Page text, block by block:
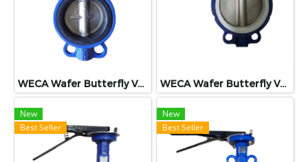
WECA Wafer Butterfly Vave (Gearbox) WECA Wafer Butterfly Vave
New
Best Seller
New
Best Seller